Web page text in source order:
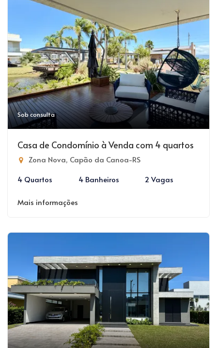
Sob consulta
Casa de Condomínio à Venda com 4 quartos
Zona Nova, Capão da Canoa-RS
4 Quartos
4 Banheiros 2 Vagas
Mais informações